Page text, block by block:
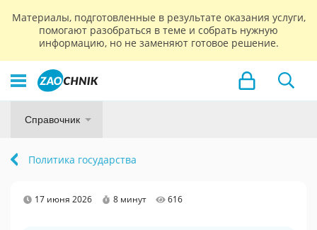
Материалы, подготовленные в результате оказания услуги,
помогают разобраться в теме и собрать нужную
информацию, но не заменяют готовое решение.
Справочник
Политика государства
17 июня 2026 8 минут 616